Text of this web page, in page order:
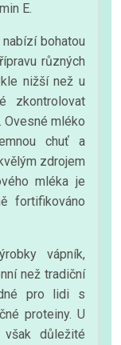
E.
bohatou
různých
nižší než u
zkontrolovat
Ovesné mléko
chuť a
zdrojem
mléka je
fortifikováno
vápník,
než tradiční
pro lidi s
proteiny. U
důležité